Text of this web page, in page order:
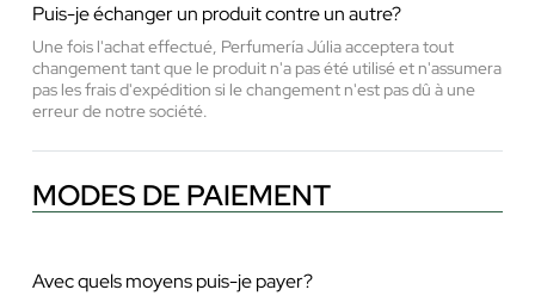
Puis-je échanger un produit contre un autre?
Une fois l'achat effectué, Perfumería Júlia acceptera tout
changement tant que le produit n'a pas été utilisé et n'assumera
pas les frais d'expédition si le changement n'est pas dû à une
erreur de notre société.
MODES DE PAIEMENT
Avec quels moyens puis-je payer?